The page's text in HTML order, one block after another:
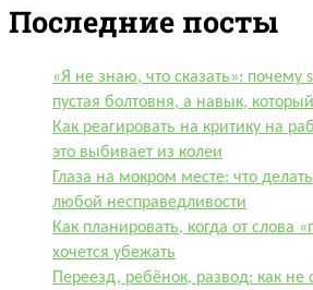
Последние посты
«Я не знаю, что сказать»: почему
пустая болтовня, а навык,
Как реагировать на критику на
это выбивает из колеи
Глаза на мокром месте: что
любой несправедливости
Как планировать, когда от слова
хочется убежать
Переезд, ребёнок, развод: как не